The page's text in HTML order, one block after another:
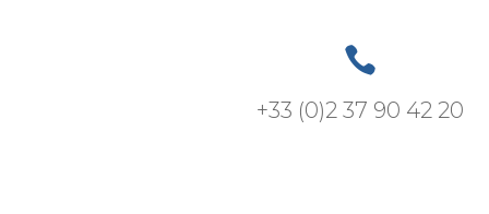

+33 (0)2 37 90 42 20